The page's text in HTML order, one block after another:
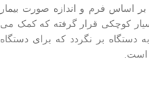
اساس فرم و اندازه صورت بیمار
کوچکی قرار گرفته که کمک می
دستگاه بر نگردد که برای دستگاه
است.